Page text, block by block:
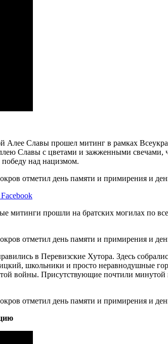
Алее Славы прошел митинг в рамках
Славы с цветами и зажженными свечами,
над нацизмом.
митинги прошли на братских могилах по
в Перевизские Хутора. Здесь
школьники и просто неравнодушные
войны. Присутствующие почтили